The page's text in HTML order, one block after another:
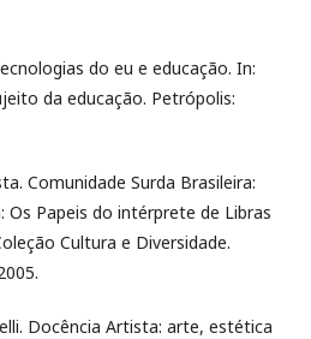
do eu e educação. In:
da educação. Petrópolis:
Comunidade Surda Brasileira:
Os Papeis do intérprete de Libras
Cultura e Diversidade.
Docência Artista: arte, estética